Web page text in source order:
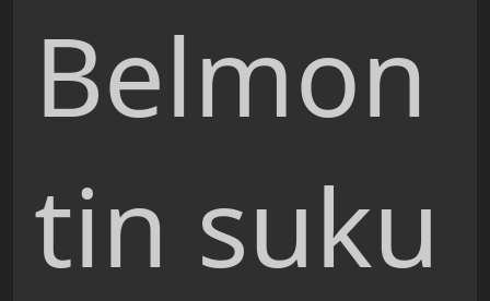
Belmon
tin suku